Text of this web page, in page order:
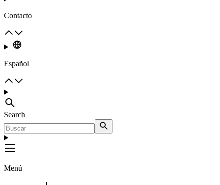
Contacto
Español
Search
Menú